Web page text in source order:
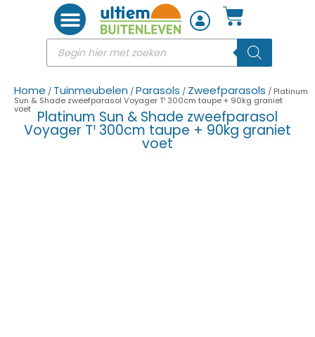
Home / Tuinmeubelen /Parasols / Zweefparasols / Platinum
Sun & Shade zweefparasol Voyager T¹ 300cm taupe + 90kg graniet
voet Platinum Sun & Shade zweefparasol
Voyager T¹ 300cm taupe + 90kg graniet
voet